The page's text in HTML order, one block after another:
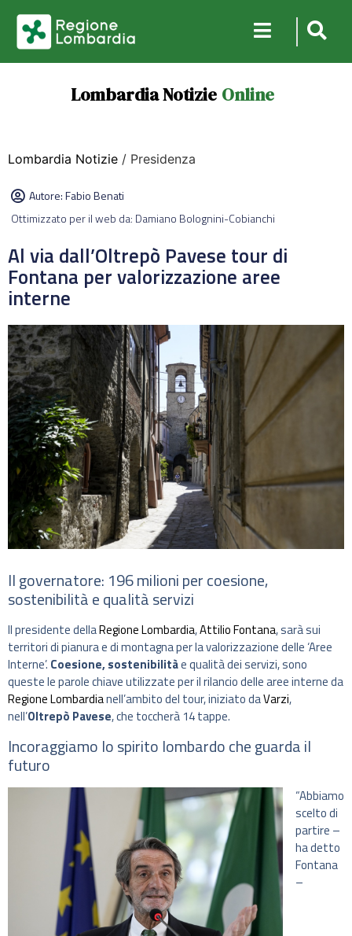
Lombardia Notizie Online
Lombardia Notizie / Presidenza
Autore:Fabio Benati
Ottimizzato per il web da: Damiano Bolognini-Cobianchi
Al via dall’Oltrepò Pavese tour di
Fontana per valorizzazione aree
interne
Il governatore: 196 milioni per coesione,
sostenibilità e qualità servizi
Il presidente dellaRegione Lombardia,Attilio Fontana, sarà sui
territori di pianura e di montagna per la valorizzazione delle ‘Aree
Interne’. Coesione, sostenibilitàe qualità dei servizi, sono
queste le parole chiave utilizzate per il rilancio delle aree interne da
Regione Lombardianell’ambito del tour, iniziato daVarzi,
nell’Oltrepò Pavese, che toccherà 14 tappe.
Incoraggiamo lo spirito lombardo che guarda il
futuro
“Abbiamo
scelto di
partire –
ha detto
Fontana
–